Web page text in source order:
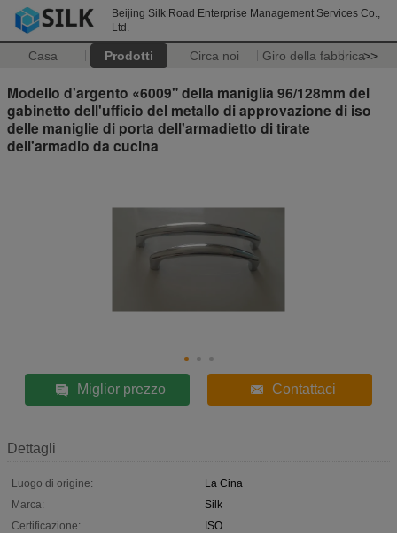
Beijing Silk Road Enterprise Management Services Co.,
Ltd.
Casa Prodotti Circa noi Giro della fabbrica>>
Modello d'argento «6009" della maniglia 96/128mm del
gabinetto dell'ufficio del metallo di approvazione di iso
delle maniglie di porta dell'armadietto di tirate
dell'armadio da cucina
Miglior prezzo Contattaci
Dettagli
Luogo di origine:
La Cina
Marca:
Silk
Certificazione:
ISO